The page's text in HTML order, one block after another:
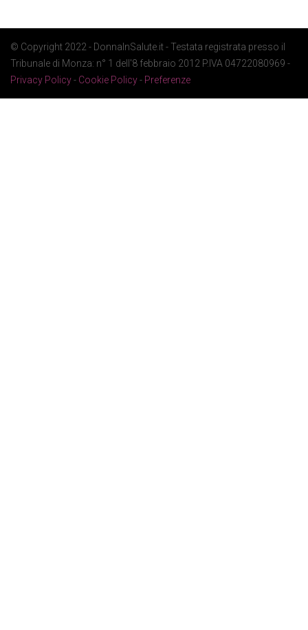
© Copyright 2022 - DonnaInSalute.it - Testata registrata presso il
Tribunale di Monza: n° 1 dell'8 febbraio 2012 P.IVA 04722080969 -
Privacy Policy- Cookie Policy- Preferenze